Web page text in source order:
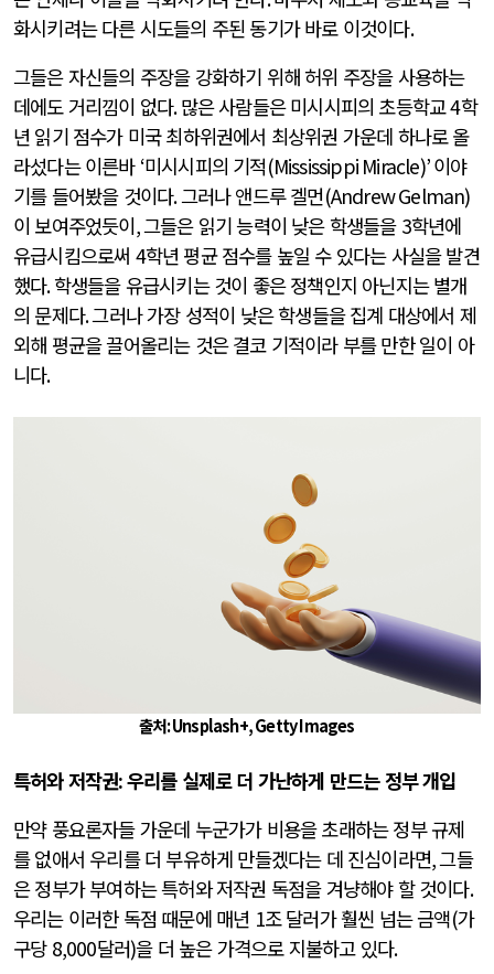
화시키려는 다른 시도들의 주된 동기가 바로 이것이다.
그들은 자신들의 주장을 강화하기 위해 허위 주장을 사용하는
데에도 거리낌이 없다.많은 사람들은 미시시피의 초등학교4학
년 읽기 점수가 미국 최하위권에서 최상위권 가운데 하나로 올
라섰다는 이른바 ‘미시시피의 기적(Mississippi Miracle)’이야
기를 들어봤을 것이다.그러나 앤드루 겔먼(Andrew Gelman)
이 보여주었듯이,그들은 읽기 능력이 낮은 학생들을 3학년에
유급시킴으로써 4학년 평균 점수를 높일 수 있다는 사실을 발견
했다.학생들을 유급시키는 것이 좋은 정책인지 아닌지는 별개
의 문제다.그러나 가장 성적이 낮은 학생들을 집계 대상에서 제
외해 평균을 끌어올리는 것은 결코 기적이라 부를 만한 일이 아
니다.
출처: Unsplash+, Getty Images
특허와 저작권:우리를 실제로 더 가난하게 만드는 정부 개입
만약 풍요론자들 가운데 누군가가 비용을 초래하는 정부 규제
를 없애서 우리를 더 부유하게 만들겠다는 데 진심이라면,그들
은 정부가 부여하는 특허와 저작권 독점을 겨냥해야 할 것이다.
우리는 이러한 독점 때문에 매년 1조 달러가 훨씬 넘는 금액(가
구당 8,000달러)을 더 높은 가격으로 지불하고 있다.